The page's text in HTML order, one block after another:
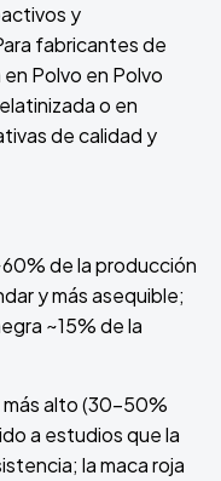
y
fabricantes de
Polvo en Polvo
o en
de calidad y
de la producción
y más asequible;
~15% de la
más alto (30-50%
a estudios que la
la maca roja